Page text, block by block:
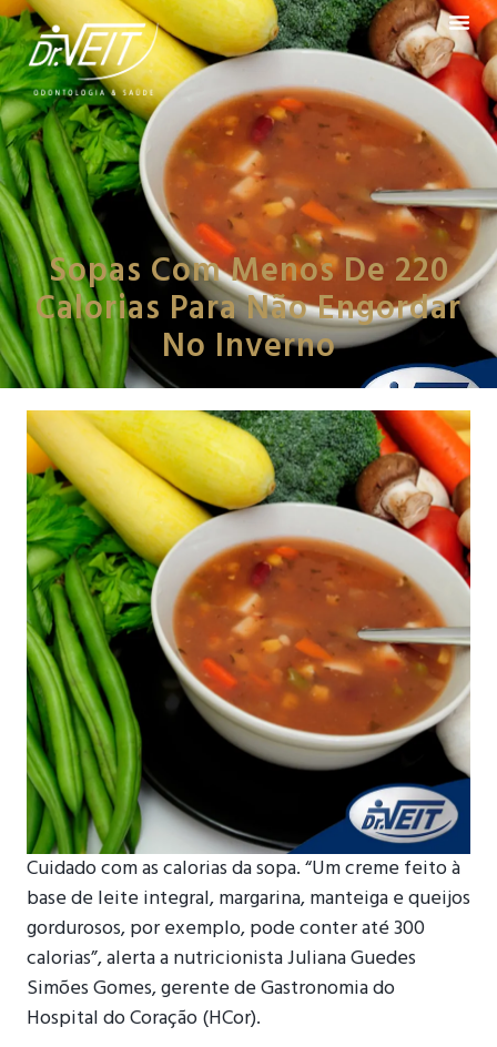
Sopas Com Menos De 220
Calorias Para Não Engordar
No Inverno
Cuidado com as calorias da sopa. “Um creme feito à
base de leite integral, margarina, manteiga e queijos
gordurosos, por exemplo, pode conter até 300
calorias”, alerta a nutricionista Juliana Guedes
Simões Gomes, gerente de Gastronomia do
Hospital do Coração (HCor).